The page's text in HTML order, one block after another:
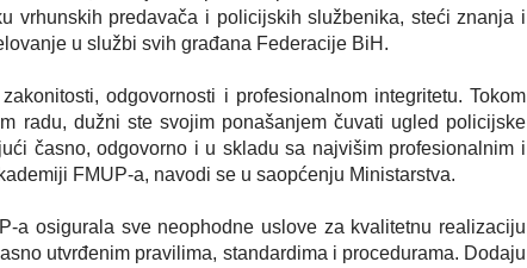
vrhunskih predavača i policijskih službenika, steći znanja i
u službi svih građana Federacije BiH.
odgovornosti i profesionalnom integritetu. Tokom
radu, dužni ste svojim ponašanjem čuvati ugled policijske
časno, odgovorno i u skladu sa najvišim profesionalnim i
FMUP-a, navodi se u saopćenju Ministarstva.
a osigurala sve neophodne uslove za kvalitetnu realizaciju
utvrđenim pravilima, standardima i procedurama. Dodaju